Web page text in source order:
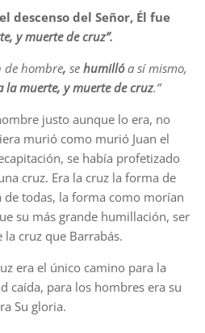
descenso del Señor, Él fue
y muerte de cruz”.
de hombre, se humillóa sí mismo,
la muerte, y muerte de cruz.”
justo aunque lo era, no
murió como murió Juan el
se había profetizado
cruz. Era la cruz la forma de
de todas, la forma como morían
su más grande humillación, ser
cruz que Barrabás.
era el único camino para la
caída, para los hombres era su
Su gloria.